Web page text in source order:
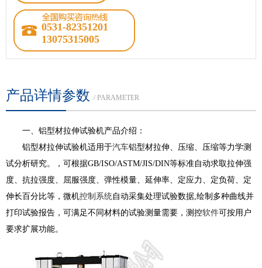
0531-82351201
13075315005
产品详情参数 / PARAMETER
一、铝型材拉伸试验机产品介绍：
铝型材拉伸试验机适用于汽车铝型材拉伸、压缩、压缩等力学测
试分析研究。，可根据GB/ISO/ASTM/JIS/DIN等标准自动求取拉伸强
度、抗拉强度、屈服强度、弹性模量、延伸率、定应力、定负荷、定
伸长百分比等，微机控制系统自动采集处理试验数据,绘制多种曲线并
打印试验报告，可满足不同材料的试验测量需要，测控软件可按用户
要求扩展功能。